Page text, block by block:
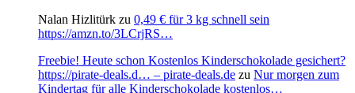
Nalan Hizlitürk zu 0,49 € für 3 kg schnell sein
https://amzn.to/3LCrjRS…
Freebie! Heute schon Kostenlos Kinderschokolade gesichert?
https://pirate-deals.d… – pirate-deals.de zu Nur morgen zum
Kindertag für alle Kinderschokolade kostenlos…